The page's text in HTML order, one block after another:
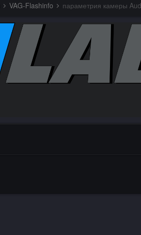
VAG-Flashinfo параметрия камеры